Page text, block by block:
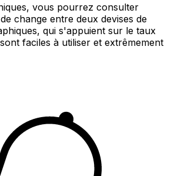
vous pourrez consulter
change entre deux devises de
qui s'appuient sur le taux
faciles à utiliser et extrêmement